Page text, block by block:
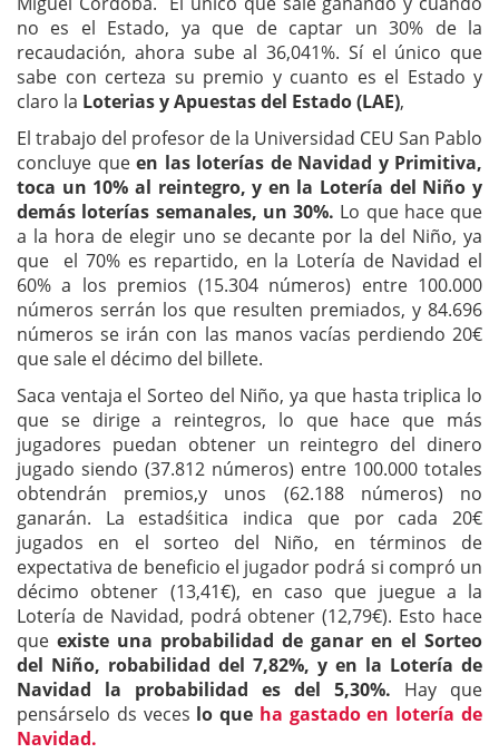
no es el Estado, ya que de captar un 30% de la
recaudación, ahora sube al 36,041%. Sí el único que
sabe con certeza su premio y cuanto es el Estado y
claro la Loterias y Apuestas del Estado (LAE),
El trabajo del profesor de la Universidad CEU San Pablo
concluye que en las loterías de Navidad y Primitiva,
toca un 10% al reintegro, y en la Lotería del Niño y
demás loterías semanales, un 30%. Lo que hace que
a la hora de elegir uno se decante por la del Niño, ya
que el 70% es repartido, en la Lotería de Navidad el
60% a los premios (15.304 números) entre 100.000
números serrán los que resulten premiados, y 84.696
números se irán con las manos vacías perdiendo 20€
que sale el décimo del billete.
Saca ventaja el Sorteo del Niño, ya que hasta triplica lo
que se dirige a reintegros, lo que hace que más
jugadores puedan obtener un reintegro del dinero
jugado siendo (37.812 números) entre 100.000 totales
obtendrán premios,y unos (62.188 números) no
ganarán. La estadśitica indica que por cada 20€
jugados en el sorteo del Niño, en términos de
expectativa de beneficio el jugador podrá si compró un
décimo obtener (13,41€), en caso que juegue a la
Lotería de Navidad, podrá obtener (12,79€). Esto hace
que existe una probabilidad de ganar en el Sorteo
del Niño, robabilidad del 7,82%, y en la Lotería de
Navidad la probabilidad es del 5,30%. Hay que
pensárselo ds veces lo que ha gastado en lotería de
Navidad.